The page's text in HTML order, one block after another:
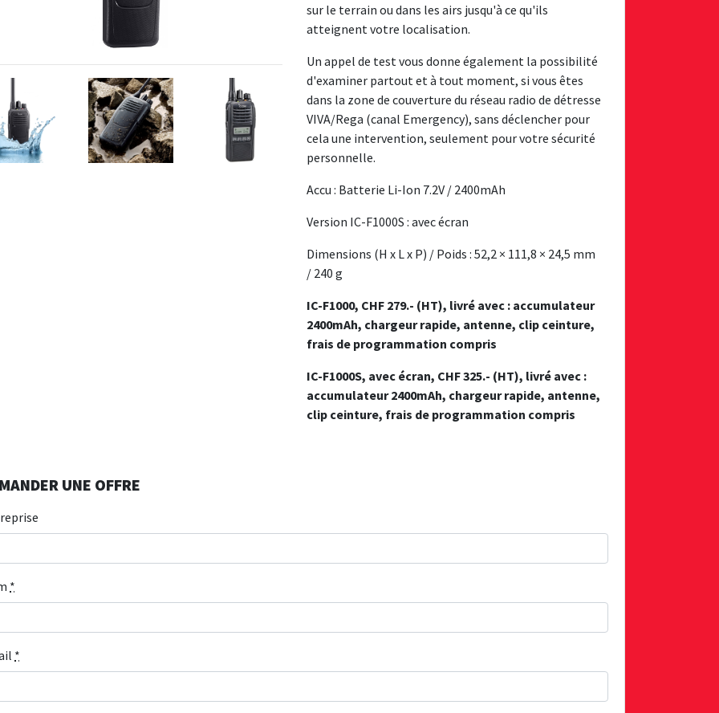
sur le terrain ou dans les airs jusqu'à ce qu'ils
atteignent votre localisation.
Un appel de test vous donne également la possibilité
d'examiner partout et à tout moment, si vous êtes
dans la zone de couverture du réseau radio de détresse
VIVA/Rega (canal Emergency), sans déclencher pour
cela une intervention, seulement pour votre sécurité
personnelle.
Accu : Batterie Li-Ion 7.2V / 2400mAh
Version IC-F1000S : avec écran
Dimensions (H x L x P) / Poids : 52,2 × 111,8 × 24,5 mm
/ 240 g
IC-F1000, CHF 279.- (HT), livré avec : accumulateur
2400mAh, chargeur rapide, antenne, clip ceinture,
frais de programmation compris
IC-F1000S, avec écran, CHF 325.- (HT), livré avec :
accumulateur 2400mAh, chargeur rapide, antenne,
clip ceinture, frais de programmation compris
UNE OFFRE
*
*